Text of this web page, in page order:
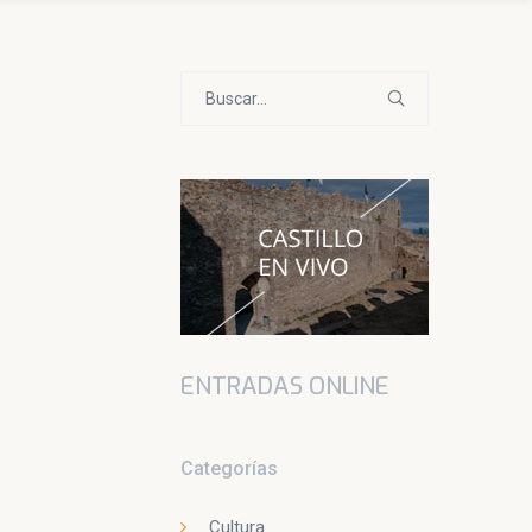
ENTRADAS ONLINE
Categorías
Cultura